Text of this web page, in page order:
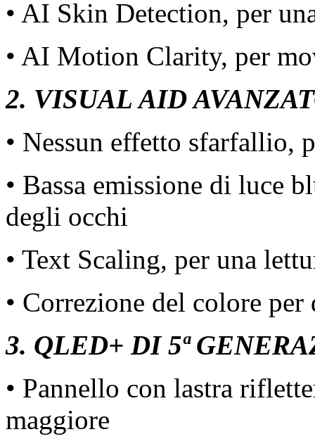
• AI Skin Detection, per
• AI Motion Clarity, per
2. VISUAL AID
• Nessun effetto sfarfallio,
• Bassa emissione di luce
degli occhi
• Text Scaling, per una
• Correzione del colore
3. QLED+ DI 5ª
• Pannello con lastra
maggiore